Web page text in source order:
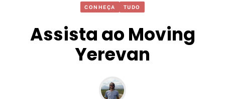
CONHEÇA TUDO
Assista ao Moving
Yerevan